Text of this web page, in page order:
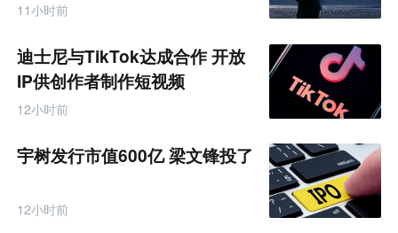
11小时前
迪士尼与TikTok达成合作 开放
IP供创作者制作短视频
12小时前
宇树发行市值600亿 梁文锋投了
12小时前